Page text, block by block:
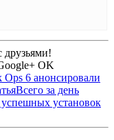
друзьями!
OK
6 анонсировали
Всего за день
установок